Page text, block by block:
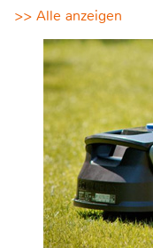
>> Alle anzeigen